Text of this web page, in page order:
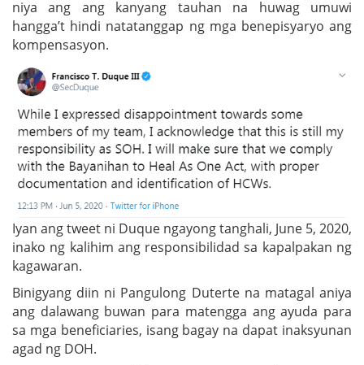
niya ang ang kanyang tauhan na huwag umuwi
hangga’t hindi natatanggap ng mga benepisyaryo ang
kompensasyon.
Iyan ang tweet ni Duque ngayong tanghali, June 5, 2020,
inako ng kalihim ang responsibilidad sa kapalpakan ng
kagawaran.
Binigyang diin ni Pangulong Duterte na matagal aniya
ang dalawang buwan para matengga ang ayuda para
sa mga beneficiaries, isang bagay na dapat inaksyunan
agad ng DOH.